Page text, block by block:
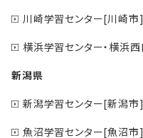
川崎学習センター[川崎市]
横浜学習センター・横浜
新潟県
新潟学習センター[新潟市]
魚沼学習センター[魚沼市]